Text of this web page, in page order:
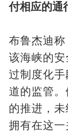
付相应的通
布鲁杰迪
该海峡的
过制度化
道的监管
的推进，
拥有在这